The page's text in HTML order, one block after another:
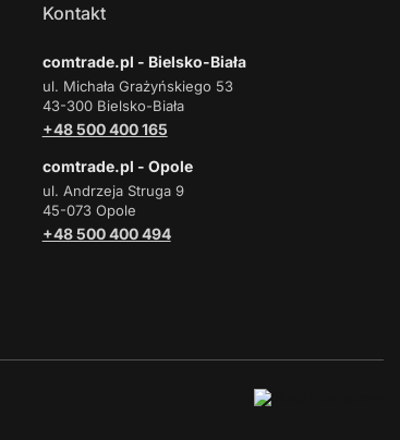
Kontakt
comtrade.pl - Bielsko-Biała
ul. Michała Grażyńskiego 53
43-300 Bielsko-Biała
+48 500 400 165
comtrade.pl - Opole
ul. Andrzeja Struga 9
45-073 Opole
+48 500 400 494